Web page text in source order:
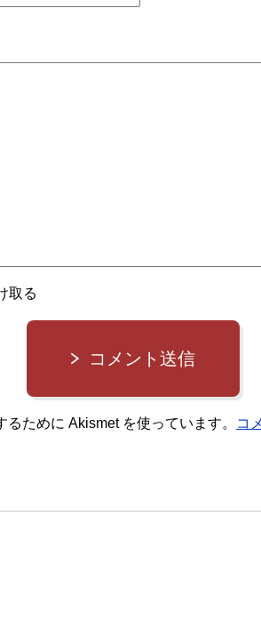
取る
コメント送信
ために Akismet を使っています。
コ